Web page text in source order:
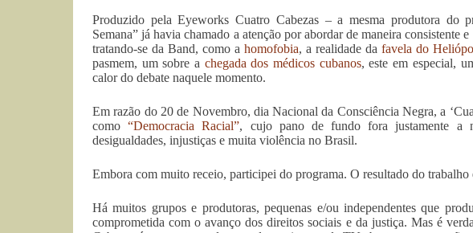
Produzido pela Eyeworks Cuatro Cabezas – a mesma produtora do
Semana” já havia chamado a atenção por abordar de maneira consistente
tratando-se da Band, como ahomofobia, a realidade dafavela do
pasmem, um sobre a chegada dos médicos cubanos, este em especial,
calor do debate naquele momento.
Em razão do 20 de Novembro, dia Nacional da Consciência Negra, a
como“Democracia Racial”, cujo pano de fundo fora justamente a
desigualdades, injustiças e muita violência no Brasil.
Embora com muito receio, participei do programa. O resultado do trabalho
Há muitos grupos e produtoras, pequenas e/ou independentes que
comprometida com o avanço dos direitos sociais e da justiça. Mas é